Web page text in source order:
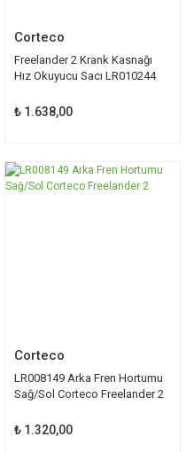
Corteco
Freelander 2 Krank Kasnağı
Hız Okuyucu Sacı LR010244
₺ 1.638,00
TÜKENDİ
Corteco
LR008149 Arka Fren Hortumu
Sağ/Sol Corteco Freelander 2
₺ 1.320,00